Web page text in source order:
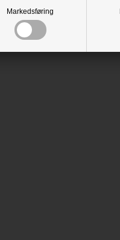
Markedsføring